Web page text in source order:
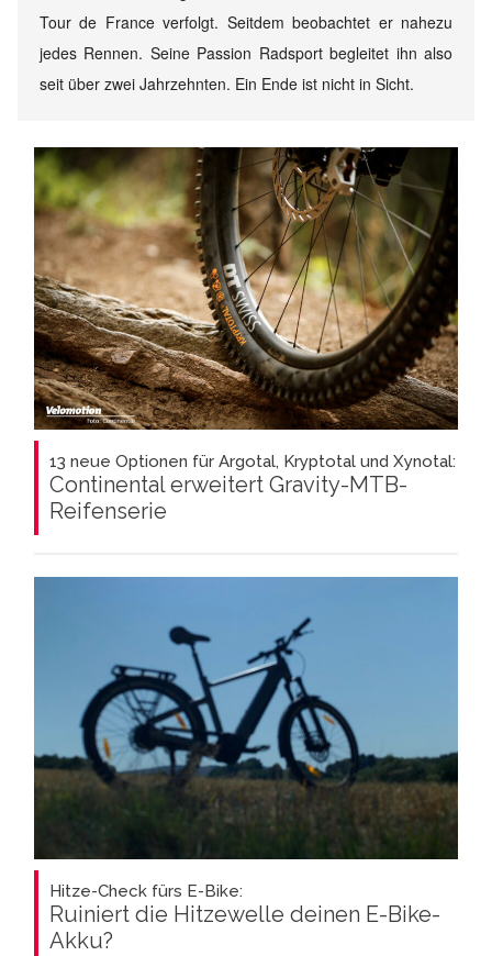
Tour de France verfolgt. Seitdem beobachtet er nahezu
jedes Rennen. Seine Passion Radsport begleitet ihn also
seit über zwei Jahrzehnten. Ein Ende ist nicht in Sicht.
13 neue Optionen für Argotal, Kryptotal und Xynotal:
Continental erweitert Gravity-MTB-
Reifenserie
Hitze-Check fürs E-Bike:
Ruiniert die Hitzewelle deinen E-Bike-
Akku?